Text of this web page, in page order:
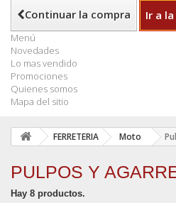
Continuar la compra Ir a
Menú
Novedades
Lo mas vendido
Promociones
Quienes somos
Mapa del sitio
FERRETERIA Moto
PULPOS Y
Hay 8 productos.